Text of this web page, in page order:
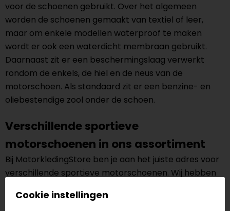
voor de schoenen gebruikt. Over het algemeen
worden de schoenen gemaakt van textiel of leer,
maar om enkele modellen waterproof te maken
wordt er ook een waterdicht membraan gebruikt.
Daarnaast zit er een beschermingslaag verwerkt
rondom de enkels, de hiel en de neus van de
motorschoen. Als standaard zit er een benzine- en
oliebestendige zool onder de schoen.
Verschillende sportieve
motorschoenen in ons assortiment
Bij MotorkledingStore ben je aan het juiste adres voor
verschillende sportieve motorschoenen. Wij hebben
motorschoenen. De schoenen zijn in verschillende
Cookie instellingen